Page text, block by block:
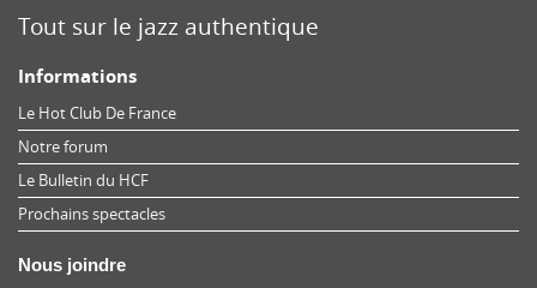
Tout sur le jazz authentique
Informations
Le Hot Club De France
Notre forum
Le Bulletin du HCF
Prochains spectacles
Nous joindre